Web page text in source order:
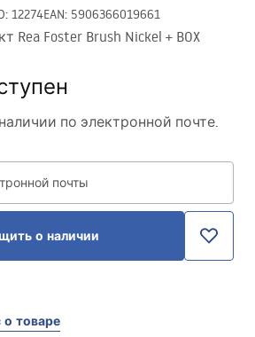
: 12274EAN: 5906366019661
Foster Brush Nickel + BOX
по электронной почте.
почты
о наличии
о товаре